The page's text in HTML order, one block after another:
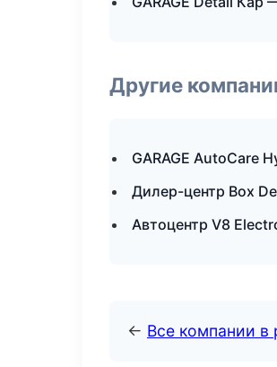
Другие
GARAGE AutoCare
Дилер-центр Box
Автоцентр V8
← Все компании в